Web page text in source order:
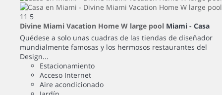
11 5
Divine Miami Vacation Home W large pool Miami - Casa
Quédese a solo unas cuadras de las tiendas de diseñador
mundialmente famosas y los hermosos restaurantes del
Design...
Estacionamiento
Acceso Internet
Aire acondicionado